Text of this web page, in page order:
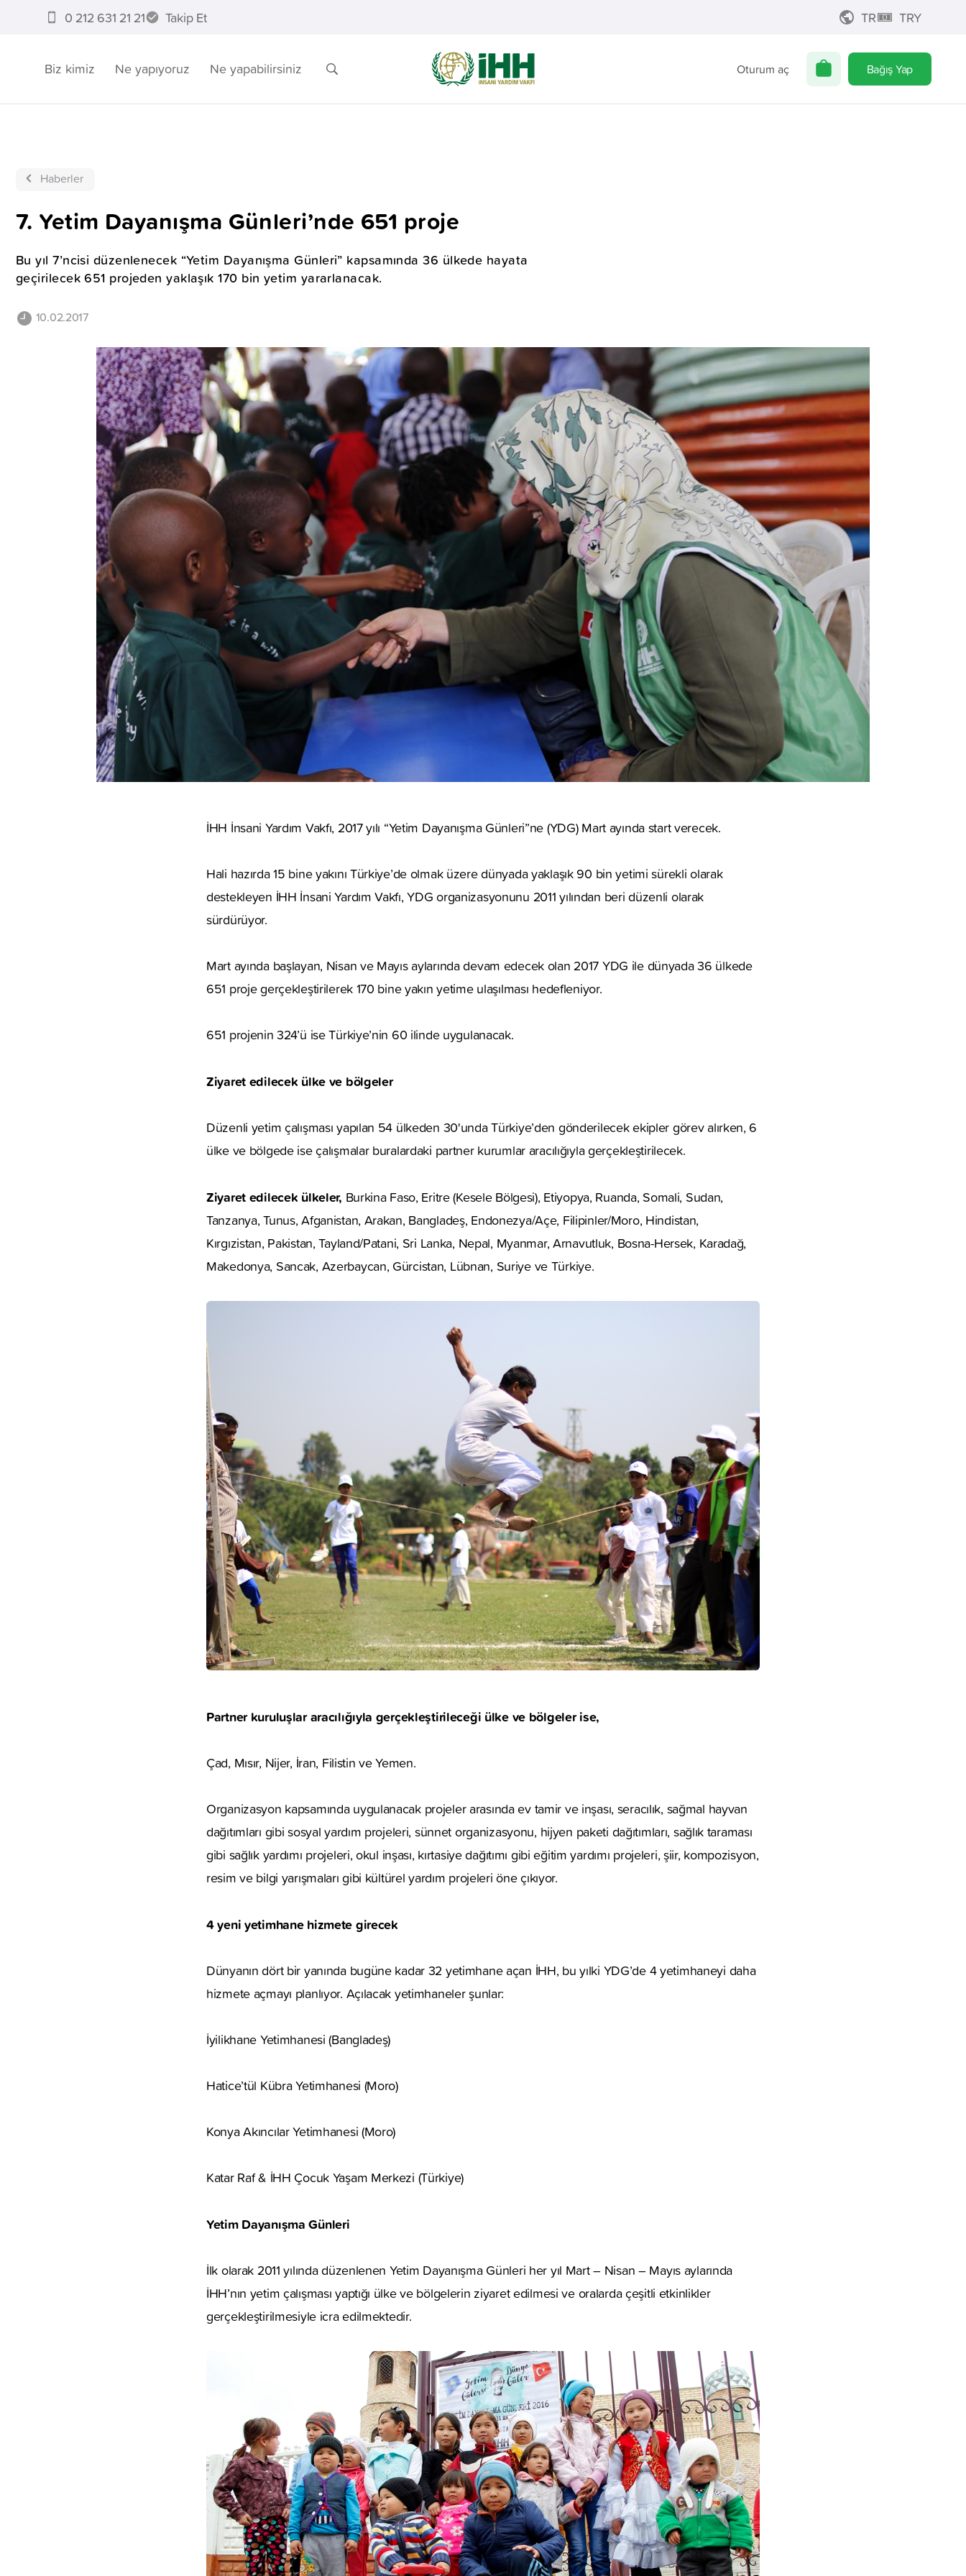
0 212 631 21 21 Takip Et TR TRY
Biz kimiz Ne yapıyoruz Ne yapabilirsiniz Oturum aç Bağış Yap
Haberler
7. Yetim Dayanışma Günleri’nde 651 proje
Bu yıl 7’ncisi düzenlenecek “Yetim Dayanışma Günleri” kapsamında 36 ülkede hayata
geçirilecek 651 projeden yaklaşık 170 bin yetim yararlanacak.
10.02.2017
İHH İnsani Yardım Vakfı, 2017 yılı “Yetim Dayanışma Günleri”ne (YDG) Mart ayında start verecek.
Hali hazırda 15 bine yakını Türkiye’de olmak üzere dünyada yaklaşık 90 bin yetimi sürekli olarak
destekleyen İHH İnsani Yardım Vakfı, YDG organizasyonunu 2011 yılından beri düzenli olarak
sürdürüyor.
Mart ayında başlayan, Nisan ve Mayıs aylarında devam edecek olan 2017 YDG ile dünyada 36 ülkede
651 proje gerçekleştirilerek 170 bine yakın yetime ulaşılması hedefleniyor.
651 projenin 324’ü ise Türkiye’nin 60 ilinde uygulanacak.
Ziyaret edilecek ülke ve bölgeler
Düzenli yetim çalışması yapılan 54 ülkeden 30'unda Türkiye’den gönderilecek ekipler görev alırken, 6
ülke ve bölgede ise çalışmalar buralardaki partner kurumlar aracılığıyla gerçekleştirilecek.
Ziyaret edilecek ülkeler, Burkina Faso, Eritre (Kesele Bölgesi), Etiyopya, Ruanda, Somali, Sudan,
Tanzanya, Tunus, Afganistan, Arakan, Bangladeş, Endonezya/Açe, Filipinler/Moro, Hindistan,
Kırgızistan, Pakistan, Tayland/Patani, Sri Lanka, Nepal, Myanmar, Arnavutluk, Bosna-Hersek, Karadağ,
Makedonya, Sancak, Azerbaycan, Gürcistan, Lübnan, Suriye ve Türkiye.
Partner kuruluşlar aracılığıyla gerçekleştirileceği ülke ve bölgeler ise,
Çad, Mısır, Nijer, İran, Filistin ve Yemen.
Organizasyon kapsamında uygulanacak projeler arasında ev tamir ve inşası, seracılık, sağmal hayvan
dağıtımları gibi sosyal yardım projeleri, sünnet organizasyonu, hijyen paketi dağıtımları, sağlık taraması
gibi sağlık yardımı projeleri, okul inşası, kırtasiye dağıtımı gibi eğitim yardımı projeleri, şiir, kompozisyon,
resim ve bilgi yarışmaları gibi kültürel yardım projeleri öne çıkıyor.
4 yeni yetimhane hizmete girecek
Dünyanın dört bir yanında bugüne kadar 32 yetimhane açan İHH, bu yılki YDG’de 4 yetimhaneyi daha
hizmete açmayı planlıyor. Açılacak yetimhaneler şunlar:
İyilikhane Yetimhanesi (Bangladeş)
Hatice’tül Kübra Yetimhanesi (Moro)
Konya Akıncılar Yetimhanesi (Moro)
Katar Raf & İHH Çocuk Yaşam Merkezi (Türkiye)
Yetim Dayanışma Günleri
İlk olarak 2011 yılında düzenlenen Yetim Dayanışma Günleri her yıl Mart – Nisan – Mayıs aylarında
İHH’nın yetim çalışması yaptığı ülke ve bölgelerin ziyaret edilmesi ve oralarda çeşitli etkinlikler
gerçekleştirilmesiyle icra edilmektedir.